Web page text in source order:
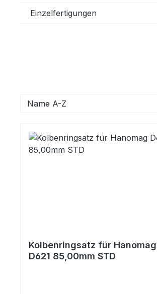
Einzelfertigungen
Kolbenringsatz für Hanomag
D621 85,00mm STD